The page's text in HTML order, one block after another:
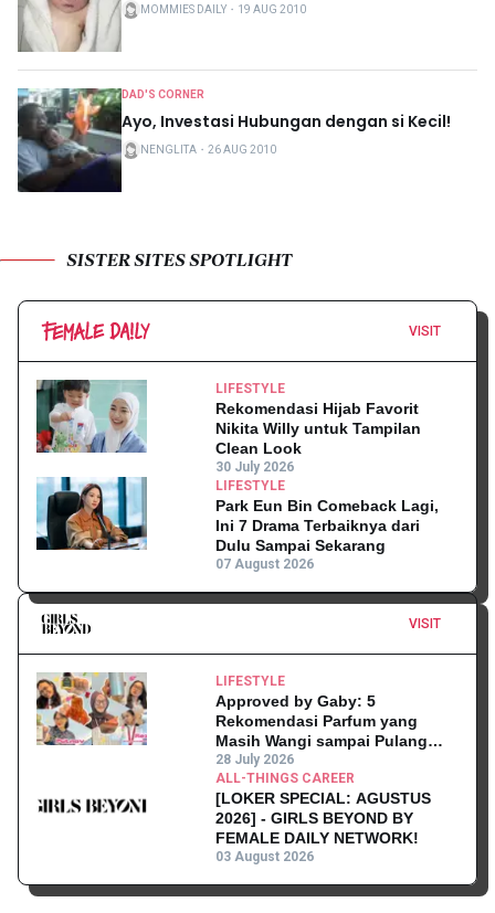
MOMMIES DAILY ・ 19 AUG 2010
DAD'S CORNER
Ayo, Investasi Hubungan dengan si Kecil!
NENGLITA ・ 26 AUG 2010
SISTER SITES SPOTLIGHT
VISIT
LIFESTYLE
Rekomendasi Hijab Favorit
Nikita Willy untuk Tampilan
Clean Look
30 July 2026
LIFESTYLE
Park Eun Bin Comeback Lagi,
Ini 7 Drama Terbaiknya dari
Dulu Sampai Sekarang
07 August 2026
VISIT
LIFESTYLE
Approved by Gaby: 5
Rekomendasi Parfum yang
Masih Wangi sampai Pulang
Kantor
28 July 2026
ALL-THINGS CAREER
[LOKER SPECIAL: AGUSTUS
2026] - GIRLS BEYOND BY
FEMALE DAILY NETWORK!
03 August 2026